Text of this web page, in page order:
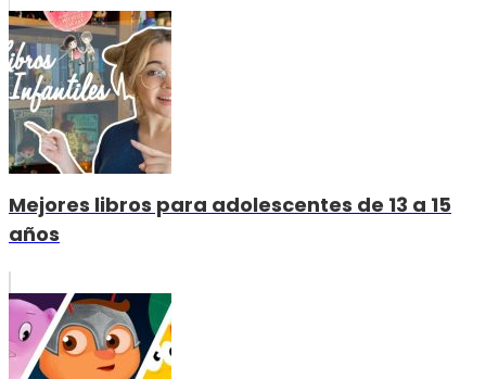
Mejores libros para adolescentes de 13 a 15
años